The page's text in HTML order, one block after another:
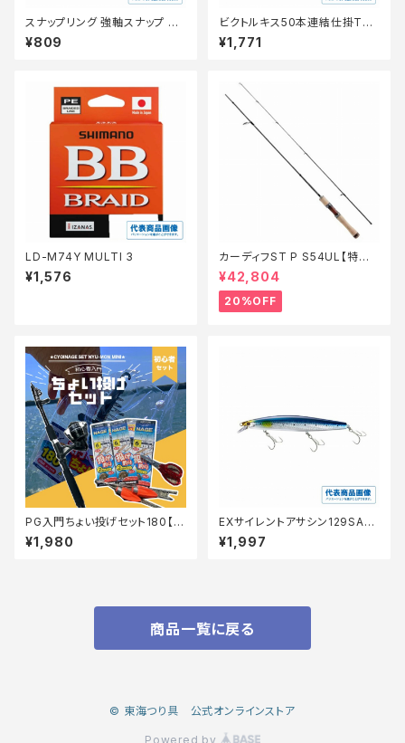
スナップリング 強軸スナップ ワ
イド SSS 徳用
¥809
ビクトルキス50本連結仕掛TO
K201 4号 【継続セール_仕掛】
¥1,771
LD-M74Y MULTI 3
¥1,576
カーディフST P S54UL【特価
ロッド】【20】
¥42,804
20%OFF
PG入門ちょい投げセット180【T
オリ】
¥1,980
EXサイレントアサシン129SAR
XＭ−229N
¥1,997
商品一覧に戻る
© 東海つり具 公式オンラインストア
Powered by